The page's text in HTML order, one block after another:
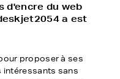
d'encre du web
a est
proposer à ses
intéressants sans